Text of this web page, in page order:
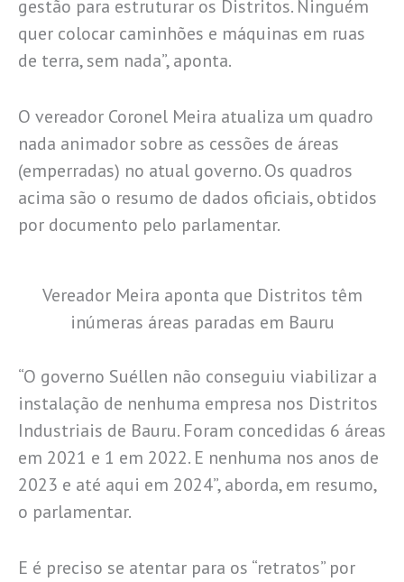
gestão para estruturar os Distritos. Ninguém
quer colocar caminhões e máquinas em ruas
de terra, sem nada”, aponta.
O vereador Coronel Meira atualiza um quadro
nada animador sobre as cessões de áreas
(emperradas) no atual governo. Os quadros
acima são o resumo de dados oficiais, obtidos
por documento pelo parlamentar.
Vereador Meira aponta que Distritos têm
inúmeras áreas paradas em Bauru
“O governo Suéllen não conseguiu viabilizar a
instalação de nenhuma empresa nos Distritos
Industriais de Bauru. Foram concedidas 6 áreas
em 2021 e 1 em 2022. E nenhuma nos anos de
2023 e até aqui em 2024”, aborda, em resumo,
o parlamentar.
E é preciso se atentar para os “retratos” por